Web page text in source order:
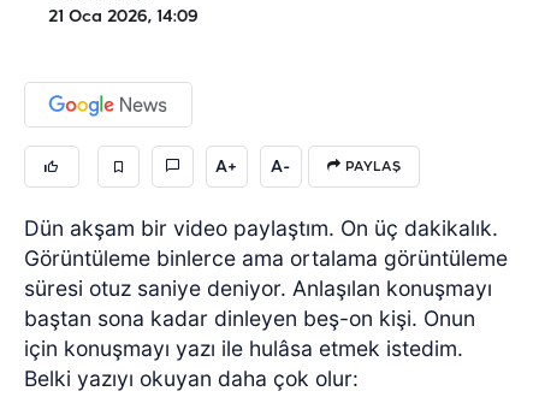
21 Oca 2026, 14:09
A+ A- PAYLAŞ
Dün akşam bir video paylaştım. On üç dakikalık.
Görüntüleme binlerce ama ortalama görüntüleme
süresi otuz saniye deniyor. Anlaşılan konuşmayı
baştan sona kadar dinleyen beş-on kişi. Onun
için konuşmayı yazı ile hulâsa etmek istedim.
Belki yazıyı okuyan daha çok olur: